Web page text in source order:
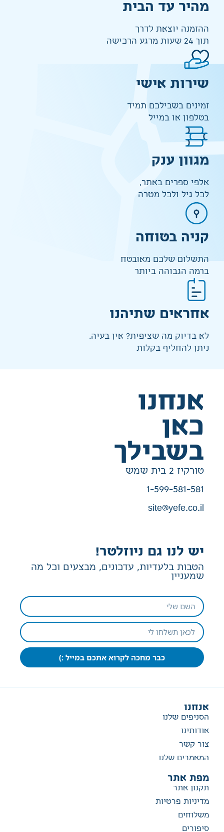
מהיר עד הבית
ההזמנה יוצאת לדרך
תוך 24 שעות מרגע הרכישה
שירות אישי
זמינים בשבילכם תמיד
בטלפון או במייל
מגוון ענק
אלפי ספרים באתר,
לכל גיל ולכל מטרה
קניה בטוחה
התשלום שלכם מאובטח
ברמה הגבוהה ביותר
אחראים שתיהנו
לא בדיוק מה שציפית? אין בעיה.
ניתן להחליף בקלות
אנחנו
כאן
בשבילך
טורקיז 2 בית שמש
1-599-581-581
site@yefe.co.il
יש לנו גם ניוזלטר!
הטבות בלעדיות, עדכונים, מבצעים וכל מה
שמעניין
כבר מחכה לקרוא אתכם במייל :)
אנחנו
הסניפים שלנו
אודותינו
צור קשר
המאמרים שלנו
מפת אתר
תקנון אתר
מדיניות פרטיות
משלוחים
סיפורים